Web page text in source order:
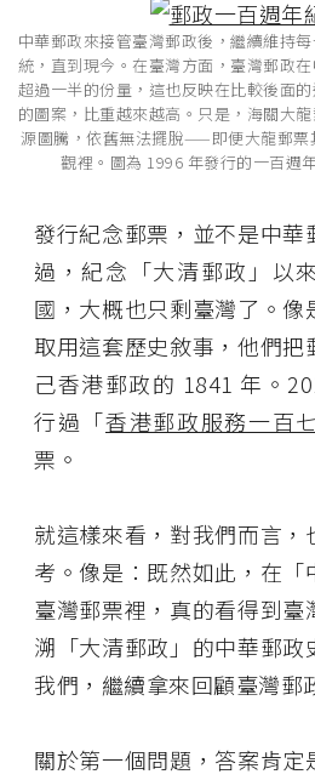
中華郵政來接管臺灣郵政後，繼續維持
統，直到現今。在臺灣方面，臺灣郵政
超過一半的份量，這也反映在比較後面
的圖案，比重越來越高。只是，海關大
源圖騰，依舊無法擺脫——即便大龍郵票
觀裡。圖為 1996 年發行的一百週
發行紀念郵票，並不是中華
過，紀念「大清郵政」以
國，大概也只剩臺灣了。像
取用這套歷史敘事，他們把
己香港郵政的 1841 年。
行過「香港郵政服務一百
票。
就這樣來看，對我們而言
考。像是：既然如此，在「
臺灣郵票裡，真的看得到臺
溯「大清郵政」的中華郵政
我們，繼續拿來回顧臺灣郵
關於第一個問題，答案肯定